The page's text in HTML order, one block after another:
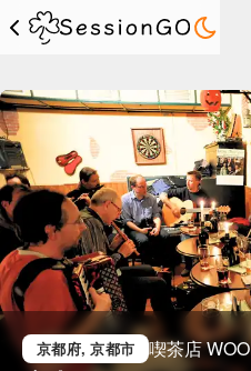
京都府, 京都市 喫茶店